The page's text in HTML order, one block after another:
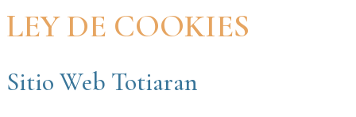
LEY DE COOKIES
Sitio Web Totiaran